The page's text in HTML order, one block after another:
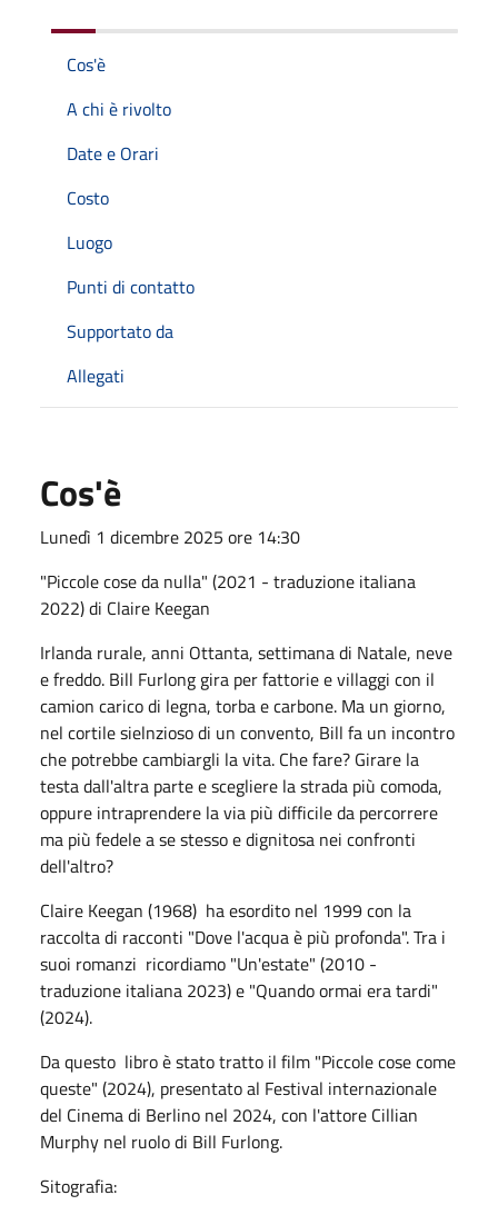
Cos'è
A chi è rivolto
Date e Orari
Costo
Luogo
Punti di contatto
Supportato da
Allegati
Cos'è
Lunedì 1 dicembre 2025 ore 14:30
"Piccole cose da nulla" (2021 - traduzione italiana
2022) di Claire Keegan
Irlanda rurale, anni Ottanta, settimana di Natale, neve
e freddo. Bill Furlong gira per fattorie e villaggi con il
camion carico di legna, torba e carbone. Ma un giorno,
nel cortile sielnzioso di un convento, Bill fa un incontro
che potrebbe cambiargli la vita. Che fare? Girare la
testa dall'altra parte e scegliere la strada più comoda,
oppure intraprendere la via più difficile da percorrere
ma più fedele a se stesso e dignitosa nei confronti
dell'altro?
Claire Keegan (1968) ha esordito nel 1999 con la
raccolta di racconti "Dove l'acqua è più profonda". Tra i
suoi romanzi ricordiamo "Un'estate" (2010 -
traduzione italiana 2023) e "Quando ormai era tardi"
(2024).
Da questo libro è stato tratto il film "Piccole cose come
queste" (2024), presentato al Festival internazionale
del Cinema di Berlino nel 2024, con l'attore Cillian
Murphy nel ruolo di Bill Furlong.
Sitografia: